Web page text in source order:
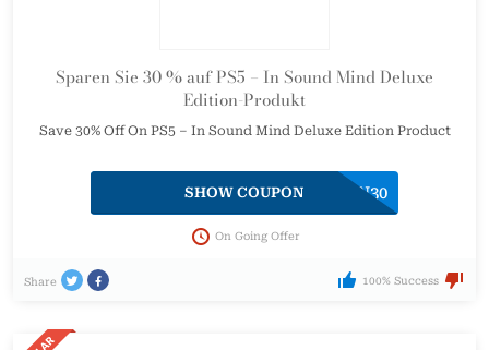
Sparen Sie 30 % auf PS5 – In Sound Mind Deluxe
Edition-Produkt
Save 30% Off On PS5 – In Sound Mind Deluxe Edition Product
SUN30
SHOW COUPON
On Going Offer
Share 100% Success